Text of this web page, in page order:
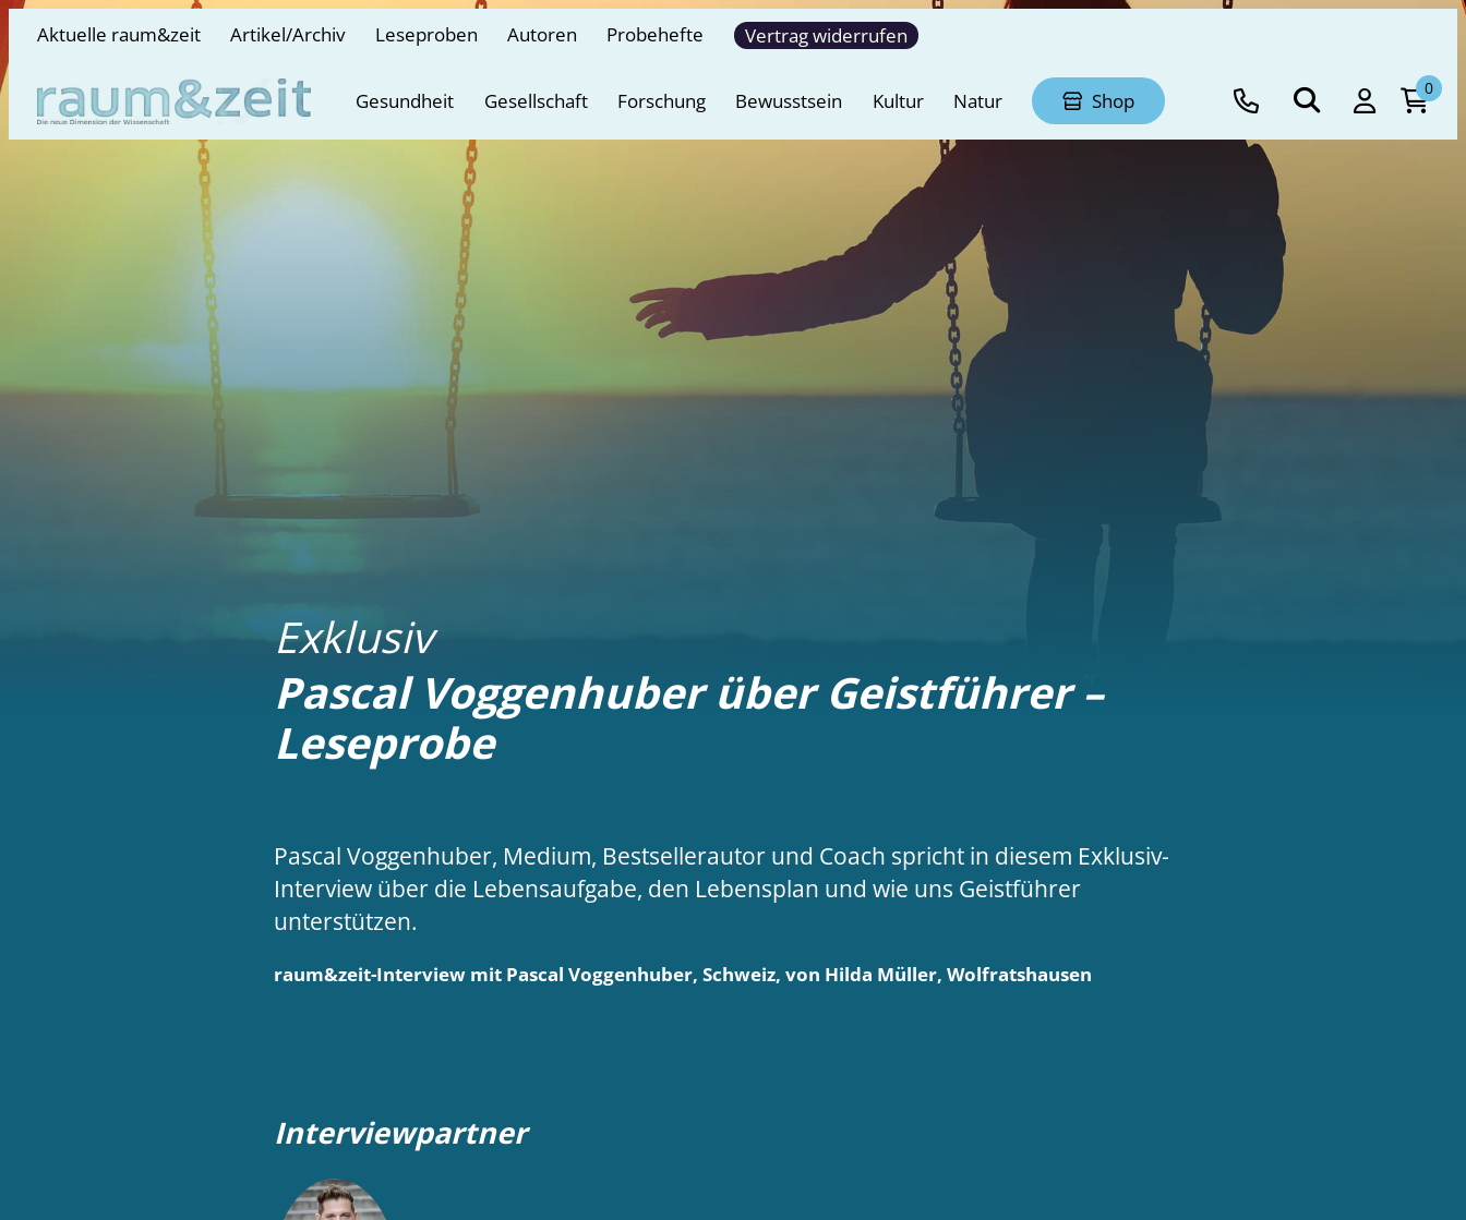
Aktuelle raum&zeit Artikel/Archiv Leseproben Autoren Probehefte Vertrag widerrufen
Gesundheit Gesellschaft Forschung Bewusstsein Kultur Natur Shop
0
Exklusiv
Pascal Voggenhuber über Geistführer –
Leseprobe
Pascal Voggenhuber, Medium, Bestsellerautor und Coach spricht in diesem Exklusiv-
Interview über die Lebensaufgabe, den Lebensplan und wie uns Geistführer
unterstützen.
raum&zeit-Interview mit Pascal Voggenhuber, Schweiz, von Hilda Müller, Wolfratshausen
Interviewpartner